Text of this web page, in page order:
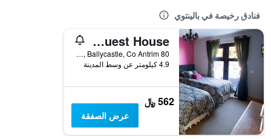
فنادق رخيصة في بالينتوي
Crockatinney Guest House
80 Whitepark Road, Ballycastle, Co Antrim, بالينتوي, المملكة المتحدة
4.9 كيلومتر عن وسط المدينة
562 ﷼
عرض الصفقة